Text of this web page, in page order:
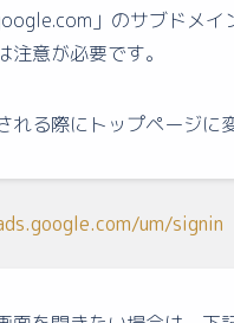
」のサブドメ
注意が必要です。
れる際にトップページに
um/signin